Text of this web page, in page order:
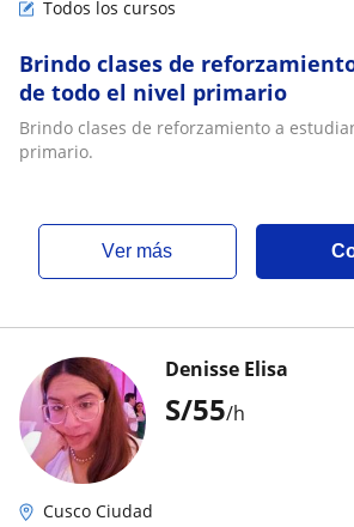
Todos los cursos
Brindo clases de
de todo el nivel primario
Brindo clases de reforzamiento a
primario.
ver más
S/55/h
Denisse Elisa
Cusco Ciudad